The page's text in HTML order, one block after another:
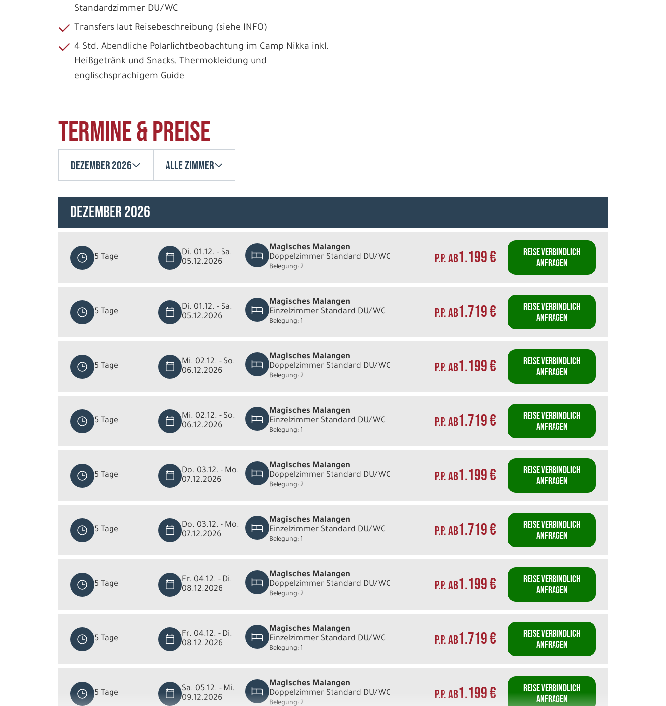
Standardzimmer DU/WC
Transfers laut Reisebeschreibung (siehe INFO)
4 Std. Abendliche Polarlichtbeobachtung im Camp Nikka inkl.
Heißgetränk und Snacks, Thermokleidung und
englischsprachigem Guide
Termine & Preise
Dezember 2026 Alle Zimmer
Dezember 2026
5 Tage
Di. 01.12. - Sa.
05.12.2026
Magisches Malangen
Doppelzimmer Standard DU/WC
Belegung: 2
P.P. AB1.199 €
REISE VERBINDLICH
ANFRAGEN
5 Tage
Di. 01.12. - Sa.
05.12.2026
Magisches Malangen
Einzelzimmer Standard DU/WC
Belegung: 1
P.P. AB1.719 €
REISE VERBINDLICH
ANFRAGEN
5 Tage
Mi. 02.12. - So.
06.12.2026
Magisches Malangen
Doppelzimmer Standard DU/WC
Belegung: 2
P.P. AB1.199 €
REISE VERBINDLICH
ANFRAGEN
5 Tage
Mi. 02.12. - So.
06.12.2026
Magisches Malangen
Einzelzimmer Standard DU/WC
Belegung: 1
P.P. AB1.719 €
REISE VERBINDLICH
ANFRAGEN
5 Tage
Do. 03.12. - Mo.
07.12.2026
Magisches Malangen
Doppelzimmer Standard DU/WC
Belegung: 2
P.P. AB1.199 €
REISE VERBINDLICH
ANFRAGEN
5 Tage
Do. 03.12. - Mo.
07.12.2026
Magisches Malangen
Einzelzimmer Standard DU/WC
Belegung: 1
P.P. AB1.719 €
REISE VERBINDLICH
ANFRAGEN
5 Tage
Fr. 04.12. - Di.
08.12.2026
Magisches Malangen
Doppelzimmer Standard DU/WC
Belegung: 2
P.P. AB1.199 €
REISE VERBINDLICH
ANFRAGEN
5 Tage
Fr. 04.12. - Di.
08.12.2026
Magisches Malangen
Einzelzimmer Standard DU/WC
Belegung: 1
P.P. AB1.719 €
REISE VERBINDLICH
ANFRAGEN
5 Tage
Sa. 05.12. - Mi.
09.12.2026
Magisches Malangen
Doppelzimmer Standard DU/WC
Belegung: 2
P.P. AB1.199 €
REISE VERBINDLICH
ANFRAGEN